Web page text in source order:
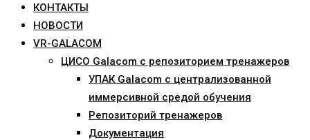
КОНТАКТЫ
НОВОСТИ
VR-GALACOM
ЦИСО Galacom с репозиторием тренажеров
УПАК Galacom с централизованной
иммерсивной средой обучения
Репозиторий тренажеров
Документация